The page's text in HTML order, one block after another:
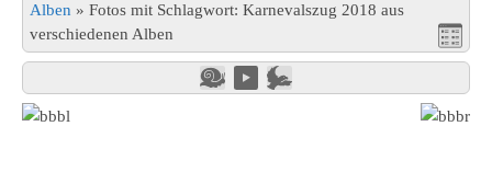
Alben » Fotos mit Schlagwort: Karnevalszug 2018 aus
verschiedenen Alben